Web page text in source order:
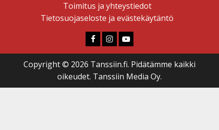
Toimitus ja yhteystiedot
Tietosuojaseloste ja evästekäytäntö
Faceboook
Instagram
Youtube
Copyright © 2026 Tanssiin.fi. Pidätämme kaikki
oikeudet. Tanssiin Media Oy.